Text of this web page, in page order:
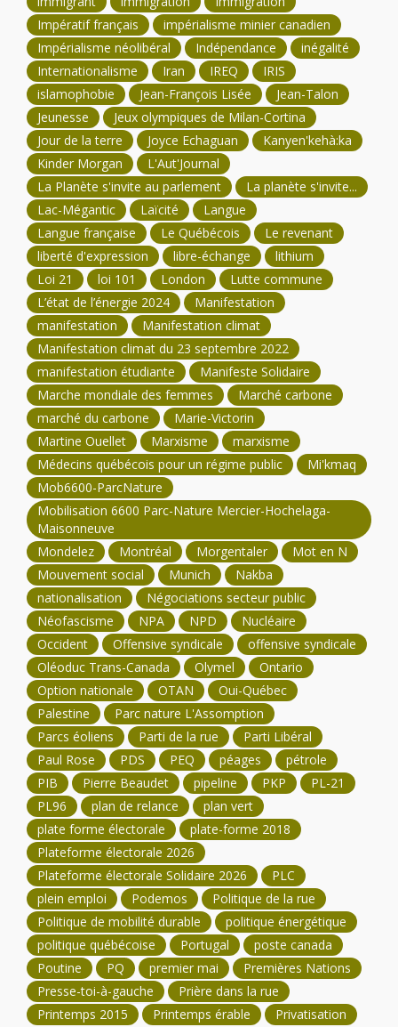
Impératif français
impérialisme minier canadien
Impérialisme néolibéral
Indépendance
inégalité
Internationalisme
Iran IREQ
IRIS
islamophobie
Jean-François Lisée
Jean-Talon
Jeunesse
Jeux olympiques de Milan-Cortina
Jour de la terre
Joyce Echaguan
Kanyen'kehà:ka
Kinder Morgan
L'Aut'Journal
La Planète s'invite au parlement
La planète s'invite...
Lac-Mégantic
Laïcité
Langue
Langue française
Le Québécois
Le revenant
liberté d'expression
libre-échange
lithium
Loi 21
loi 101 London
Lutte commune
L’état de l’énergie 2024
Manifestation
manifestation
Manifestation climat
Manifestation climat du 23 septembre 2022
manifestation étudiante
Manifeste Solidaire
Marche mondiale des femmes
Marché carbone
marché du carbone
Marie-Victorin
Martine Ouellet
Marxisme
marxisme
Médecins québécois pour un régime public
Mi'kmaq
Mob6600-ParcNature
Mobilisation 6600 Parc-Nature Mercier-Hochelaga-
Maisonneuve
Mondelez
Montréal Morgentaler
Mot en N
Mouvement social
Munich
Nakba
nationalisation
Négociations secteur public
Néofascisme
NPA NPD
Nucléaire
Occident
Offensive syndicale
offensive syndicale
Oléoduc Trans-Canada
Olymel
Ontario
Option nationale
OTAN
Oui-Québec
Palestine
Parc nature L'Assomption
Parcs éoliens
Parti de la rue
Parti Libéral
Paul Rose
PDS PEQ péages
pétrole
PIB
Pierre Beaudet pipeline PKP
PL-21
PL96
plan de relance
plan vert
plate forme électorale
plate-forme 2018
Plateforme électorale 2026
Plateforme électorale Solidaire 2026
PLC
plein emploi
Podemos
Politique de la rue
Politique de mobilité durable
politique énergétique
politique québécoise
Portugal
poste canada
Poutine
PQ premier mai
Premières Nations
Presse-toi-à-gauche
Prière dans la rue
Printemps 2015
Printemps érable
Privatisation